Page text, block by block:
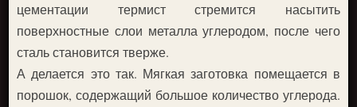
цементации термист стремится насытить
поверхностные слои металла углеродом, после чего
сталь становится тверже.
А делается это так. Мягкая заготовка помещается в
порошок, содержащий большое количество углерода.